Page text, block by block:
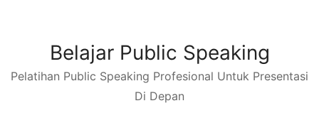
Belajar Public Speaking
Pelatihan Public Speaking Profesional Untuk Presentasi
Di Depan